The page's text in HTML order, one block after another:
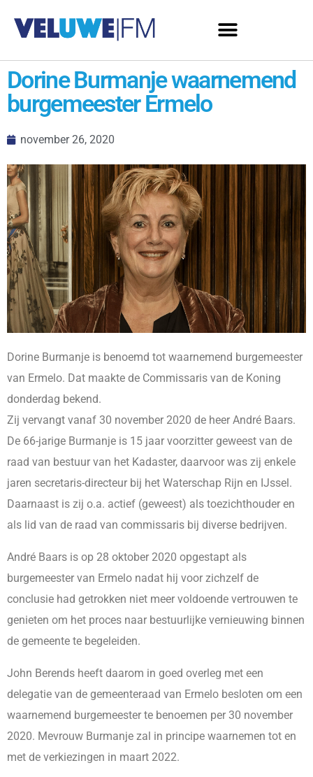
Dorine Burmanje waarnemend
burgemeester Ermelo
november 26, 2020
Dorine Burmanje is benoemd tot waarnemend burgemeester
van Ermelo. Dat maakte de Commissaris van de Koning
donderdag bekend.
Zij vervangt vanaf 30 november 2020 de heer André Baars.
De 66-jarige Burmanje is 15 jaar voorzitter geweest van de
raad van bestuur van het Kadaster, daarvoor was zij enkele
jaren secretaris-directeur bij het Waterschap Rijn en IJssel.
Daarnaast is zij o.a. actief (geweest) als toezichthouder en
als lid van de raad van commissaris bij diverse bedrijven.
André Baars is op 28 oktober 2020 opgestapt als
burgemeester van Ermelo nadat hij voor zichzelf de
conclusie had getrokken niet meer voldoende vertrouwen te
genieten om het proces naar bestuurlijke vernieuwing binnen
de gemeente te begeleiden.
John Berends heeft daarom in goed overleg met een
delegatie van de gemeenteraad van Ermelo besloten om een
waarnemend burgemeester te benoemen per 30 november
2020. Mevrouw Burmanje zal in principe waarnemen tot en
met de verkiezingen in maart 2022.